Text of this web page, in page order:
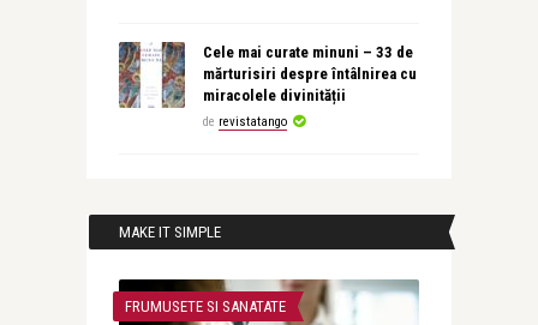
Cele mai curate minuni – 33 de
mărturisiri despre întâlnirea cu
miracolele divinității
de revistatango
MAKE IT SIMPLE
FRUMUSETE SI SANATATE